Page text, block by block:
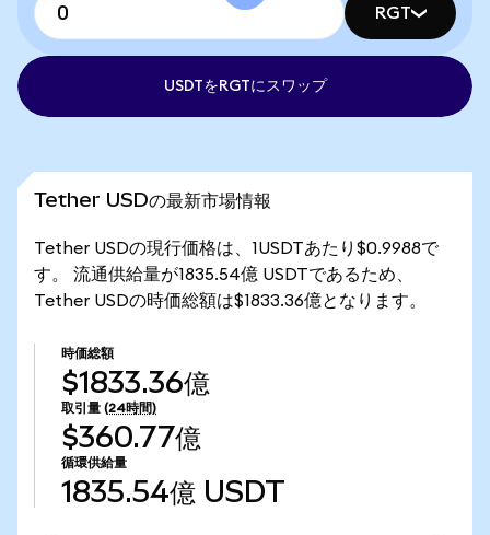
RGT
USDTをRGTにスワップ
Tether USDの最新市場情報
Tether USDの現行価格は、1USDTあたり$0.9988で
す。 流通供給量が1835.54億 USDTであるため、
Tether USDの時価総額は$1833.36億となります。
時価総額
$1833.36億
取引量 (24時間)
$360.77億
循環供給量
1835.54億 USDT